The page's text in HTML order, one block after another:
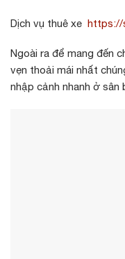
Dịch vụ thuê xe https://
Ngoài ra để mang đến
vẹn thoải mái nhất
nhập cảnh nhanh ở sân